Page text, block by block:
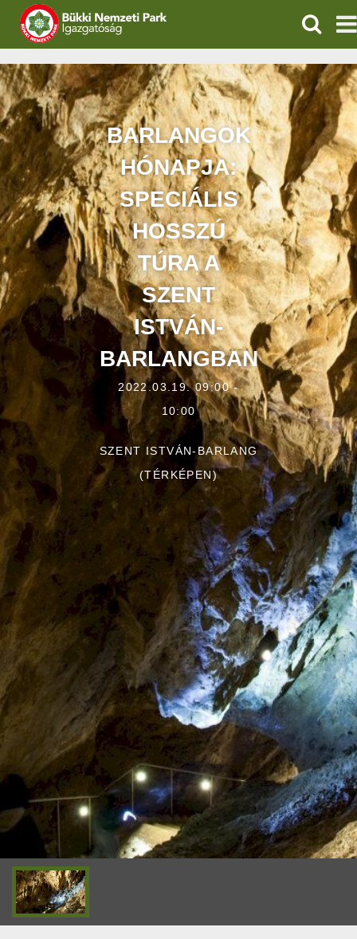
IGAZGATÓSÁG
TERMÉSZETVÉDELEM
VÍZVÉDELEM
ÖKOTURIZMUS
OKTATÁS
GEOPARKOK
KAPCSOLAT
BARLANGOK
HÓNAPJA:
SPECIÁLIS
HOSSZÚ
TÚRA A
SZENT
ISTVÁN-
BARLANGBAN
2022.03.19. 09:00 -
10:00
SZENT ISTVÁN-BARLANG
(TÉRKÉPEN)